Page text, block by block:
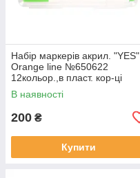
Набір маркерів акрил. "YES"
Orange line №650622
12кольор.,в пласт. кор-ці
В наявності
200 ₴
Купити